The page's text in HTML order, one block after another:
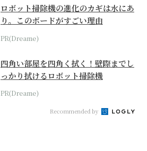
ロボット掃除機の進化のカギは水にあ
り。このボードがすごい理由
PR(Dreame)
四角い部屋を四角く拭く！壁際までし
っかり拭けるロボット掃除機
PR(Dreame)
Recommended by